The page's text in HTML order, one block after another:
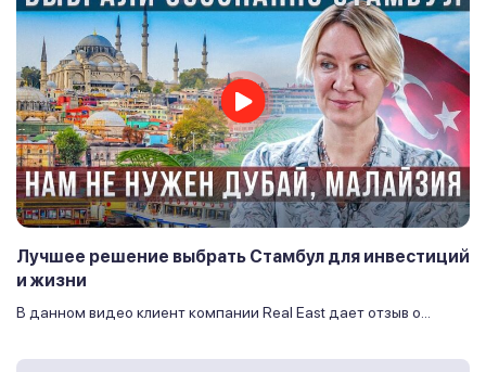
Лучшее решение выбрать Стамбул для инвестиций
и жизни
В данном видео клиент компании Real East дает отзыв о...